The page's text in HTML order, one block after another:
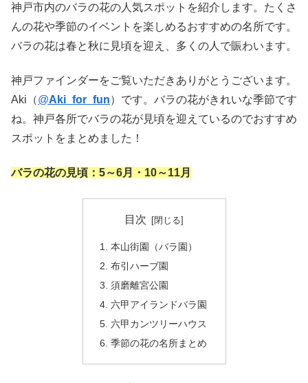
神戸市内のバラの花の人気スポットを紹介します。たくさ
んの花や季節のイベントを楽しめるおすすめの名所です。
バラの花は春と秋に見頃を迎え、多くの人で賑わいます。
神戸ファインダーをご覧いただきありがとうございます。
Aki（@Aki_for_fun）です。バラの花がきれいな季節です
ね。神戸各所でバラの花が見頃を迎えているのでおすすめ
スポットをまとめました！
バラの花の見頃：5～6月・10～11月
目次
本山街園（バラ園）
布引ハーブ園
須磨離宮公園
六甲アイランドバラ園
六甲カンツリーハウス
季節の花の名所まとめ